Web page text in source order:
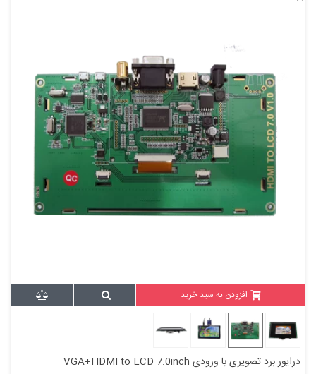
افزودن به سبد خرید
درایور برد تصویری با ورودی VGA+HDMI to LCD 7.0inch